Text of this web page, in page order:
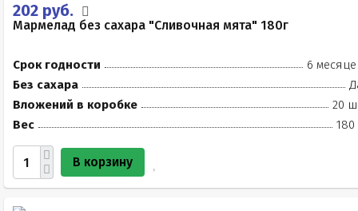
202 руб.
Мармелад без сахара "Сливочная мята" 180г
Срок годности
6
Без сахара
Вложений в коробке
20
Вес
180
В корзину